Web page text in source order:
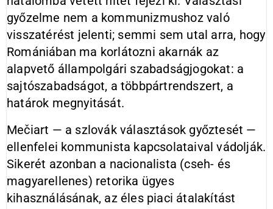
győzelme nem a kommunizmushoz való
visszatérést jelenti; semmi sem utal arra, hogy
Romániában ma korlátozni akarnák az
alapvető állampolgári szabadságjogokat: a
sajtószabadságot, a többpártrendszert, a
határok megnyitását.
Mečiart — a szlovák választások győztesét —
ellenfelei kommunista kapcsolataival vádolják.
Sikerét azonban a nacionalista (cseh- és
magyarellenes) retorika ügyes
kihasználásának, az éles piaci átalakítást